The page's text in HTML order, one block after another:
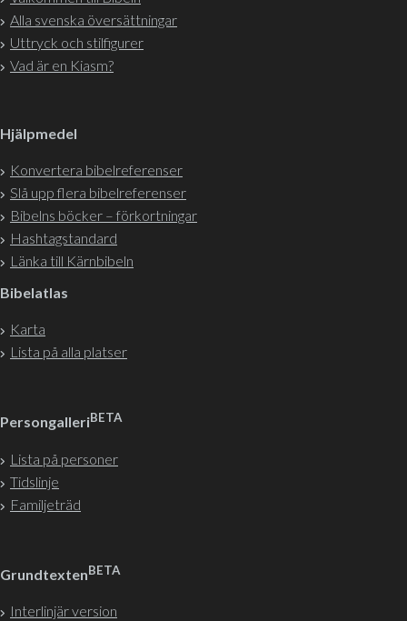
Alla svenska översättningar
Uttryck och stilfigurer
Vad är en Kiasm?
Hjälpmedel
Konvertera bibelreferenser
Slå upp flera bibelreferenser
Bibelns böcker – förkortningar
Hashtagstandard
Länka till Kärnbibeln
Bibelatlas
Karta
Lista på alla platser
PersongalleriBETA
Lista på personer
Tidslinje
Familjeträd
GrundtextenBETA
Interlinjär version